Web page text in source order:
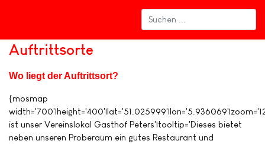
Auftrittsorte
Wo liegt der Auftrittsort?
{mosmap
ist unser Vereinslokal Gasthof Peters'|tooltip='Dieses bietet
neben unseren Proberaum ein gutes Restaurant und